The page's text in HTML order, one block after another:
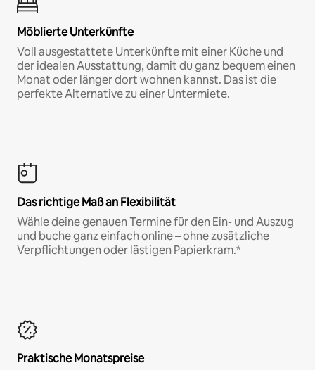
Möblierte Unterkünfte
Voll ausgestattete Unterkünfte mit einer Küche und
der idealen Ausstattung, damit du ganz bequem einen
Monat oder länger dort wohnen kannst. Das ist die
perfekte Alternative zu einer Untermiete.
Das richtige Maß an Flexibilität
Wähle deine genauen Termine für den Ein- und Auszug
und buche ganz einfach online – ohne zusätzliche
Verpflichtungen oder lästigen Papierkram.*
Praktische Monatspreise